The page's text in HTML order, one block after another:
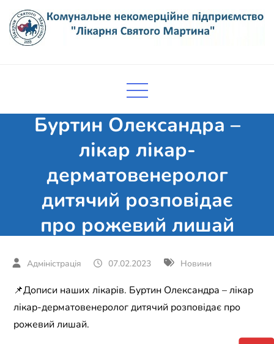
content
підприємство "Лікарня Святого
Буртин Олександра –
лікар лікар-
дерматовенеролог
дитячий розповідає
про рожевий лишай
07.02.2023 Новини
📌Дописи наших лікарів. Буртин Олександра – лікар
лікар-дерматовенеролог дитячий розповідає про
рожевий лишай.